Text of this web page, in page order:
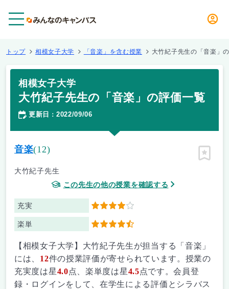
トップ 相模女子大学 「音楽」を含む授業 大竹紀子先生の「音楽」
相模女子大学
大竹紀子先生の「音楽」の評価一覧
更新日 ： 2022/09/06
音楽(12)
大竹紀子先生
この先生の他の授業を確認する
充実 4
楽単 4.5
ピン留
【相模女子大学】大竹紀子先生が担当する「音楽」
には、 12件の授業評価が寄せられています。授業の
充実度は星4.0点、楽単度は星4.5点です。会員登
録・ログインをして、在学生による評価とシラバス